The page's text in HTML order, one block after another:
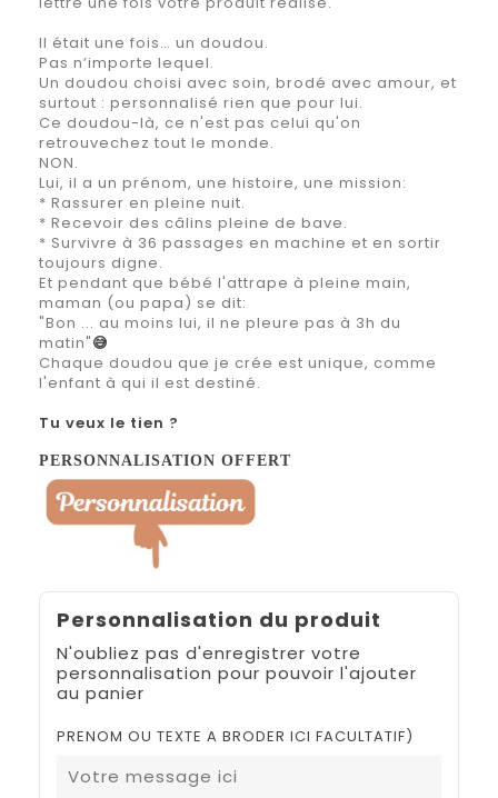
Il était une fois… un doudou.
Pas n’importe lequel.
Un doudou choisi avec soin, brodé avec amour, et
surtout : personnalisé rien que pour lui.
Ce doudou-là, ce n'est pas celui qu'on
retrouvechez tout le monde.
NON.
Lui, il a un prénom, une histoire, une mission:
* Rassurer en pleine nuit.
* Recevoir des câlins pleine de bave.
* Survivre à 36 passages en machine et en sortir
toujours digne.
Et pendant que bébé l'attrape à pleine main,
maman (ou papa) se dit:
"Bon ... au moins lui, il ne pleure pas à 3h du
matin"😅
Chaque doudou que je crée est unique, comme
l'enfant à qui il est destiné.
Tu veux le tien ?
PERSONNALISATION OFFERT
Personnalisation du produit
N'oubliez pas d'enregistrer votre
personnalisation pour pouvoir l'ajouter
au panier
PRENOM OU TEXTE A BRODER ICI FACULTATIF)